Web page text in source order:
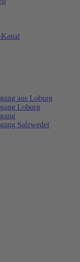
aus Loburg
Loburg
Salzwedel